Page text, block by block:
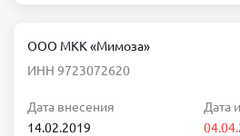
ООО МКК «Мимоза»
ИНН 9723072620
Дата внесения
14.02.2019
Дата